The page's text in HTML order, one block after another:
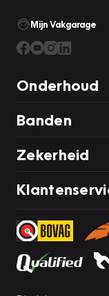
Mijn Vakgarage
Onderhoud
Banden
Zekerheid